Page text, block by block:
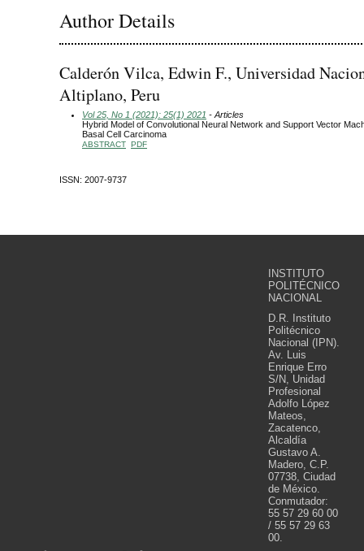
Author Details
Calderón Vilca, Edwin F., Universidad
Altiplano, Peru
Vol 25, No 1 (2021): 25(1) 2021 - Articles
Hybrid Model of Convolutional Neural Network and Support Vector
Basal Cell Carcinoma
ABSTRACT PDF
ISSN: 2007-9737
INSTITUTO
POLITÉCNICO
NACIONAL
D.R. Instituto
Politécnico
Nacional (IPN).
Av. Luis
Enrique Erro
S/N, Unidad
Profesional
Adolfo López
Mateos,
Zacatenco,
Alcaldía
Gustavo A.
Madero, C.P.
07738, Ciudad
de México.
Conmutador:
55 57 29 60 00
/ 55 57 29 63
00.